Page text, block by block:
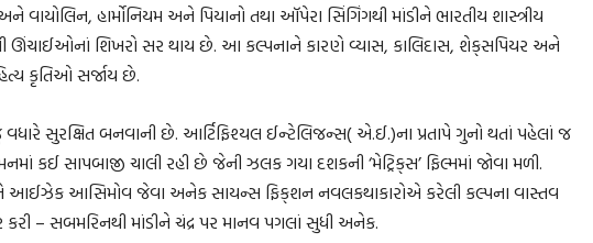
વાયોલિન, હાર્મોનિયમ અને પિયાનો તથા ઑપેરા સિંગિંગથી માંડીને ભારતીય શાસ્ત્રીય
ઊંચાઈઓનાં શિખરો સર થાય છે. આ કલ્પનાને કારણે વ્યાસ, કાલિદાસ, શેક્‌સપિયર અને
કૃતિઓ સર્જાય છે.
સુરક્ષિત બનવાની છે. આર્ટિફિશ્યલ ઈન્ટેલિજન્સ( એ.ઈ.)ના પ્રતાપે ગુનો થતાં પહેલાં જ
કઈ સાપબાજી ચાલી રહી છે જેની ઝલક ગયા દશકની ‘મેટ્રિક્‌સ’ ફિલ્મમાં જોવા મળી.
આસિમોવ જેવા અનેક સાયન્સ ફિક્‌શન નવલકથાકારોએ કરેલી કલ્પના વાસ્તવ
કરી – સબમરિનથી માંડીને ચંદ્ર પર માનવ પગલાં સુધી અનેક.